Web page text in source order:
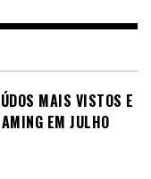
MAIS VISTOS E
EM JULHO